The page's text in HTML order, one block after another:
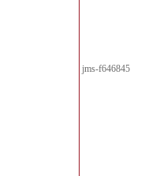
jms-f646845